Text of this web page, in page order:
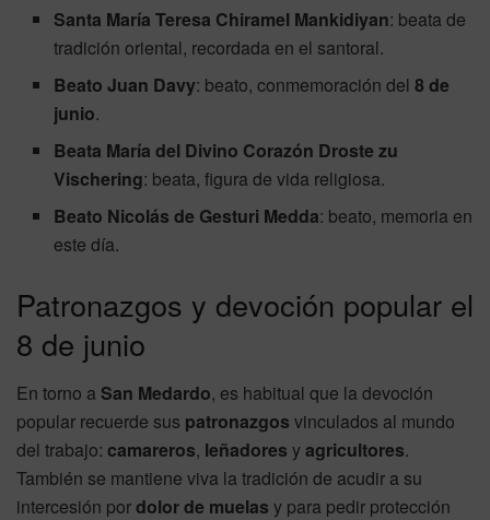
Santa María Teresa Chiramel Mankidiyan: beata de
tradición oriental, recordada en el santoral.
Beato Juan Davy: beato, conmemoración del8 de
junio.
Beata María del Divino Corazón Droste zu
Vischering: beata, figura de vida religiosa.
Beato Nicolás de Gesturi Medda: beato, memoria en
este día.
Patronazgos y devoción popular el
8 de junio
En torno a San Medardo, es habitual que la devoción
popular recuerde sus patronazgos vinculados al mundo
del trabajo: camareros, leñadores yagricultores.
También se mantiene viva la tradición de acudir a su
intercesión pordolor de muelas y para pedir protección